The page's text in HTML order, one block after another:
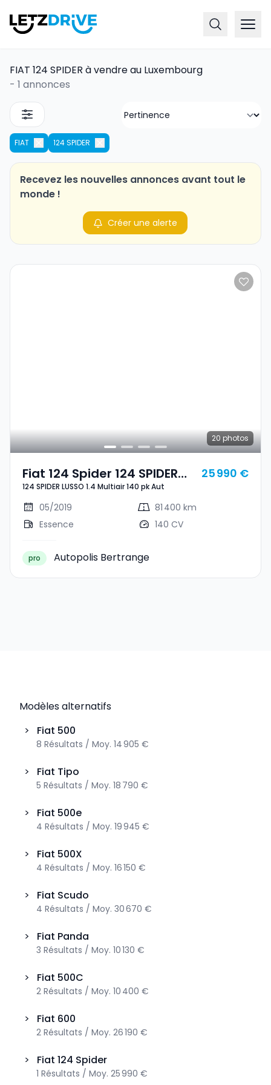
FIAT 124 SPIDER à vendre au Luxembourg
- 1 annonces
FIAT 124 SPIDER
Recevez les nouvelles annonces avant tout le
monde !
Créer une alerte
20 photos
Fiat 124 Spider 124 SPIDER
LUSSO 1.4 Multiair 140 Pk Aut
124 SPIDER LUSSO 1.4 Multiair 140 pk Aut
25 990 €
05/2019
81 400 km
Essence
140 CV
pro Autopolis Bertrange
Modèles alternatifs
>
Fiat 500
8 Résultats / Moy. 14 905 €
> Fiat Tipo
5 Résultats / Moy. 18 790 €
> Fiat 500e
4 Résultats / Moy. 19 945 €
> Fiat 500X
4 Résultats / Moy. 16 150 €
> Fiat Scudo
4 Résultats / Moy. 30 670 €
> Fiat Panda
3 Résultats / Moy. 10 130 €
> Fiat 500C
2 Résultats / Moy. 10 400 €
> Fiat 600
2 Résultats / Moy. 26 190 €
> Fiat 124 Spider
1 Résultats / Moy. 25 990 €